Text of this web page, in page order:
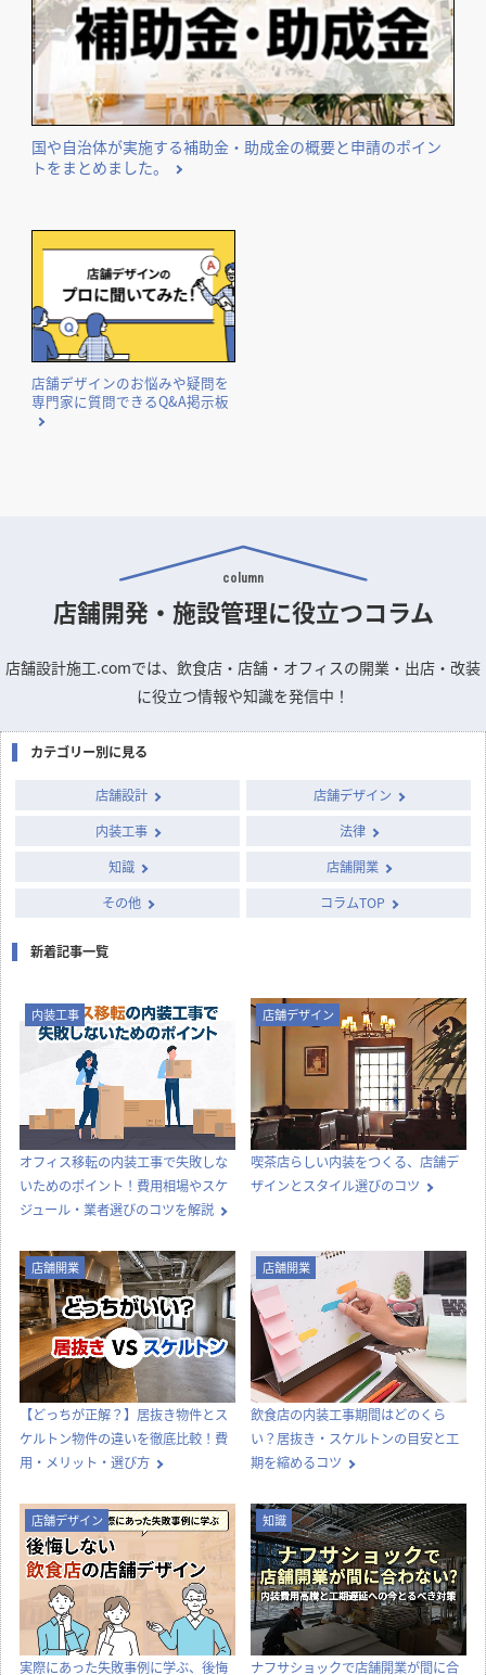
国や自治体が実施する補助金・助成金の概要と申請のポイン
トをまとめました。
店舗デザインのお悩みや疑問を
専門家に質問できるQ&A掲示板
column
店舗開発・施設管理に役立つコラム
店舗設計施工.comでは、飲食店・店舗・オフィスの開業・出店・改装
に役立つ情報や知識を発信中！
カテゴリー別に見る
店舗設計
店舗デザイン
内装工事
法律
知識
店舗開業
その他
コラムTOP
新着記事一覧
内装工事
オフィス移転の内装工事で失敗しな
いためのポイント！費用相場やスケ
ジュール・業者選びのコツを解説
店舗デザイン
喫茶店らしい内装をつくる、店舗デ
ザインとスタイル選びのコツ
店舗開業
【どっちが正解？】居抜き物件とス
ケルトン物件の違いを徹底比較！費
用・メリット・選び方
店舗開業
飲食店の内装工事期間はどのくら
い？居抜き・スケルトンの目安と工
期を縮めるコツ
店舗デザイン
実際にあった失敗事例に学ぶ、後悔
知識
ナフサショックで店舗開業が間に合